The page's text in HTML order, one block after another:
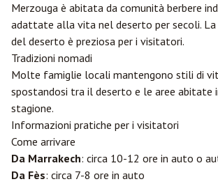
Merzouga è abitata da comunità berbere
adattate alla vita nel deserto per secoli.
del deserto è preziosa per i visitatori.
Tradizioni nomadi
Molte famiglie locali mantengono stili di
spostandosi tra il deserto e le aree abitate
stagione.
Informazioni pratiche per i visitatori
Come arrivare
Da Marrakech: circa 10-12 ore in auto o
Da Fès: circa 7-8 ore in auto